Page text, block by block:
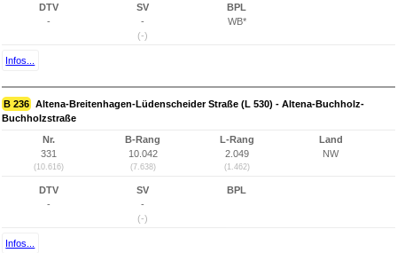
DTV
-
SV
-
(-)
BPL
WB*
Infos...
B 236 Altena-Breitenhagen-Lüdenscheider Straße (L 530) - Altena-Buchholz-
Buchholzstraße
Nr.
331
(10.616)
B-Rang
10.042
(7.638)
L-Rang
2.049
(1.462)
Land
NW
DTV
-
SV
-
(-)
BPL
Infos...